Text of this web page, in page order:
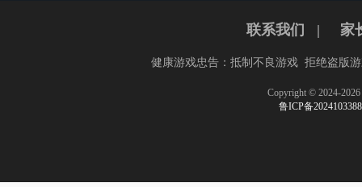
联系我们 | 家
健康游戏忠告：抵制不良游戏 拒绝盗版
Copyright © 2024-
鲁ICP备